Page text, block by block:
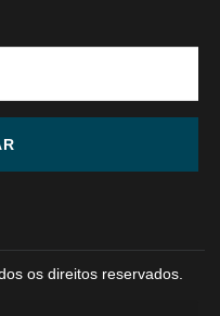
os direitos reservados.